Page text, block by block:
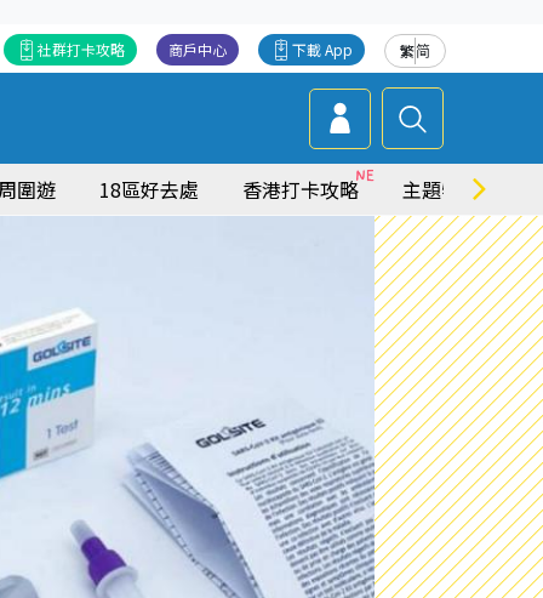
繁简
下載 App
商戶中心
社群打卡攻略
圍遊 18區好去處 香港打卡攻略 主題特集